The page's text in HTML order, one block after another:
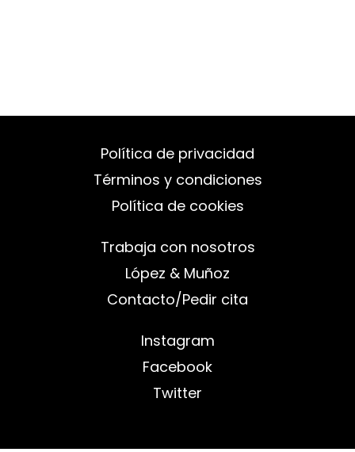
Política de privacidad
Términos y condiciones
Política de cookies
Trabaja con nosotros
López & Muñoz
Contacto/Pedir cita
Instagram
Facebook
Twitter